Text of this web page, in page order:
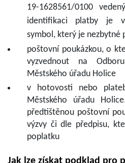
19-1628561/0100
identifikaci platby je
symbol, který je nezbytné
poštovní poukázkou, o
vyzvednout na
Městského úřadu Holice
v hotovosti nebo
Městského úřadu
předtištěnou poštovní
výzvy či dle předpisu,
poplatku
Jak lze získat podklad pro